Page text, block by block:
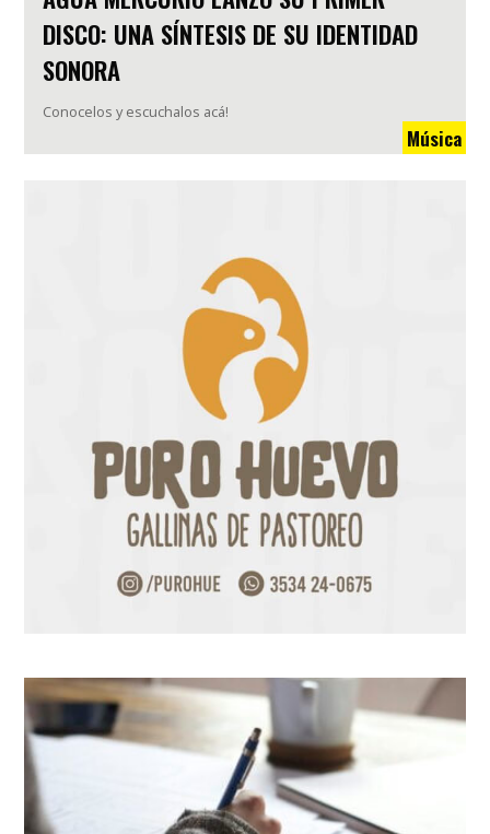
DISCO: UNA SÍNTESIS DE SU IDENTIDAD
SONORA
Conocelos y escuchalos acá!
Música